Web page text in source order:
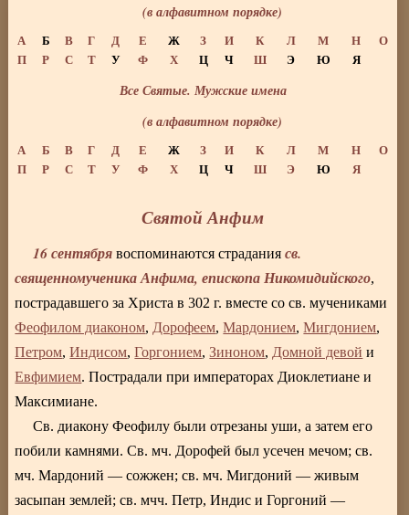
(в алфавитном порядке)
А Б В Г Д Е Ж З И К Л М Н
О
П
Р С Т У Ф Х Ц Ч Ш Э Ю Я
Все Святые. Мужские имена
(в алфавитном порядке)
А Б В Г Д Е Ж З И К Л М Н
О
П
Р С Т У Ф Х Ц Ч Ш Э Ю Я
Святой Анфим
16 сентября воспоминаются страданиясв.
священномученика Анфима, епископа Никомидийского,
пострадавшего за Христа в 302 г. вместе со св. мучениками
Феофилом диаконом, Дорофеем,Мардонием,Мигдонием,
Петром,Индисом,Горгонием,Зиноном, Домной девой и
Евфимием. Пострадали при императорах Диоклетиане и
Максимиане.
Св. диакону Феофилу были отрезаны уши, а затем его
побили камнями. Св. мч. Дорофей был усечен мечом; св.
мч. Мардоний — сожжен; св. мч. Мигдоний — живым
засыпан землей; св. мчч. Петр, Индис и Горгоний —